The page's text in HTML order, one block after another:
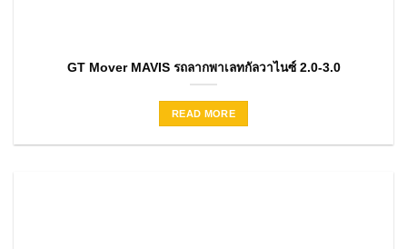
GT Mover MAVIS รถลากพาเลทกัลวาไนซ์ 2.0-3.0
READ MORE